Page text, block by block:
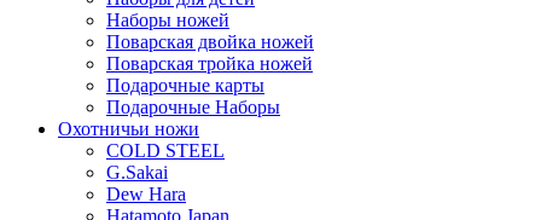
Наборы ножей
Поварская двойка ножей
Поварская тройка ножей
Подарочные карты
Подарочные Наборы
Охотничьи ножи
COLD STEEL
G.Sakai
Dew Hara
Hatamoto Japan